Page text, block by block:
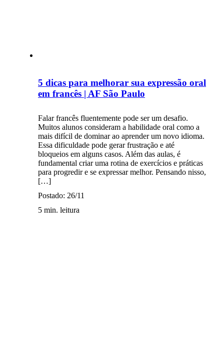
5 dicas para melhorar sua expressão oral
em francês | AF São Paulo
Falar francês fluentemente pode ser um desafio.
Muitos alunos consideram a habilidade oral como a
mais difícil de dominar ao aprender um novo idioma.
Essa dificuldade pode gerar frustração e até
bloqueios em alguns casos. Além das aulas, é
fundamental criar uma rotina de exercícios e práticas
para progredir e se expressar melhor. Pensando nisso,
[…]
Postado: 26/11
5 min. leitura